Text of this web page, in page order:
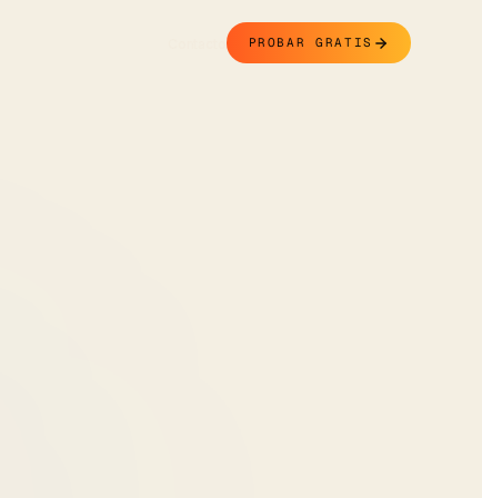
PROBAR GRATIS